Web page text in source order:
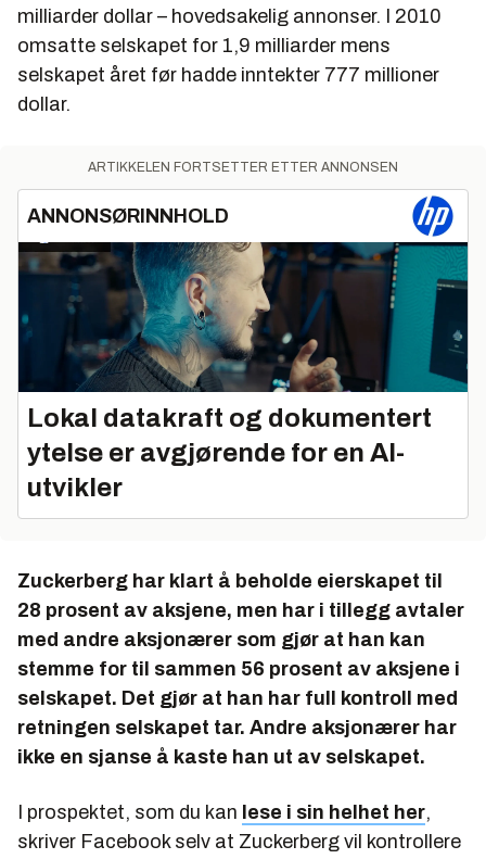
milliarder dollar – hovedsakelig annonser. I 2010
omsatte selskapet for 1,9 milliarder mens
selskapet året før hadde inntekter 777 millioner
dollar.
ARTIKKELEN FORTSETTER ETTER ANNONSEN
ANNONSØRINNHOLD
Lokal datakraft og dokumentert
ytelse er avgjørende for en AI-
utvikler
Zuckerberg har klart å beholde eierskapet til
28 prosent av aksjene, men har i tillegg avtaler
med andre aksjonærer som gjør at han kan
stemme for til sammen 56 prosent av aksjene i
selskapet. Det gjør at han har full kontroll med
retningen selskapet tar. Andre aksjonærer har
ikke en sjanse å kaste han ut av selskapet.
I prospektet, som du kan lese i sin helhet her,
skriver Facebook selv at Zuckerberg vil kontrollere